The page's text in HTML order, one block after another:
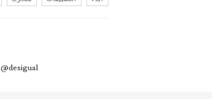
@desigual